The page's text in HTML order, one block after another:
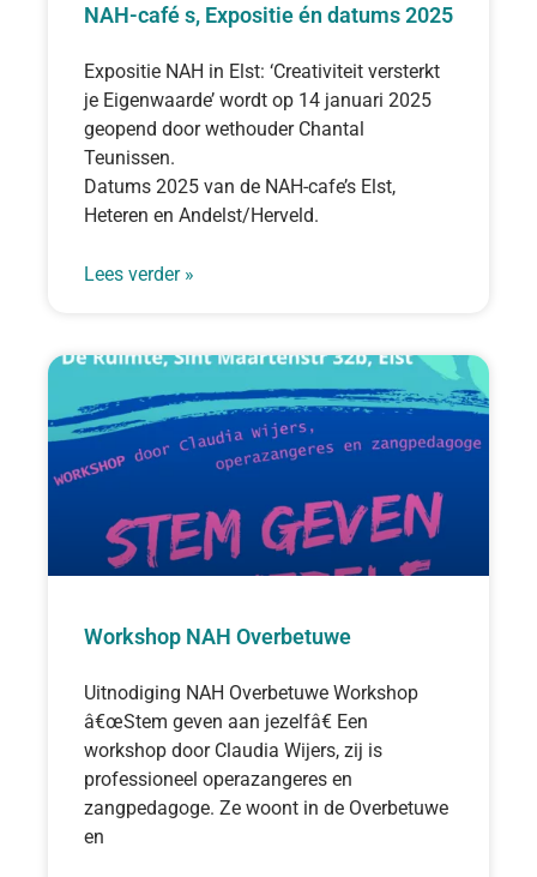
NAH-café s, Expositie én datums 2025
Expositie NAH in Elst: ‘Creativiteit versterkt
je Eigenwaarde’ wordt op 14 januari 2025
geopend door wethouder Chantal
Teunissen.
Datums 2025 van de NAH-cafe’s Elst,
Heteren en Andelst/Herveld.
Lees verder »
Workshop NAH Overbetuwe
Uitnodiging NAH Overbetuwe Workshop
â€œStem geven aan jezelfâ€ Een
workshop door Claudia Wijers, zij is
professioneel operazangeres en
zangpedagoge. Ze woont in de Overbetuwe
en